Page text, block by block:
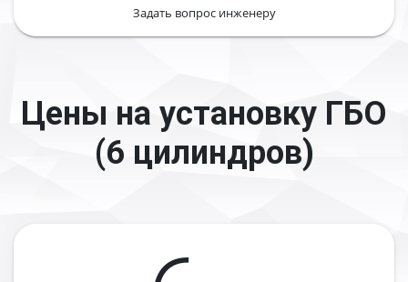
Задать вопрос инженеру
Цены на установку ГБО
(6 цилиндров)